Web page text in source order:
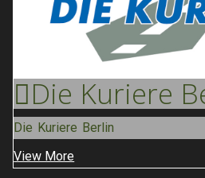
Die Kuriere
Die Kuriere Berlin
View More